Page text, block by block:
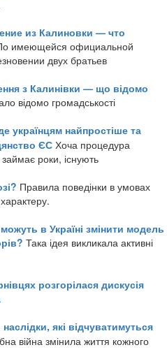
из Калиновки — что
имеющейся официальной
двух братьев
з Калинівки — що відомо
відомо громадськості
українцям найпростіше та
ЄС Хоча процедура
роки, існують
Правила поведінки в умовах
в Україні змінити модель
Така ідея викликала активні
розгорілася дискусія
які відчуватимуться
війна змінила життя кожного